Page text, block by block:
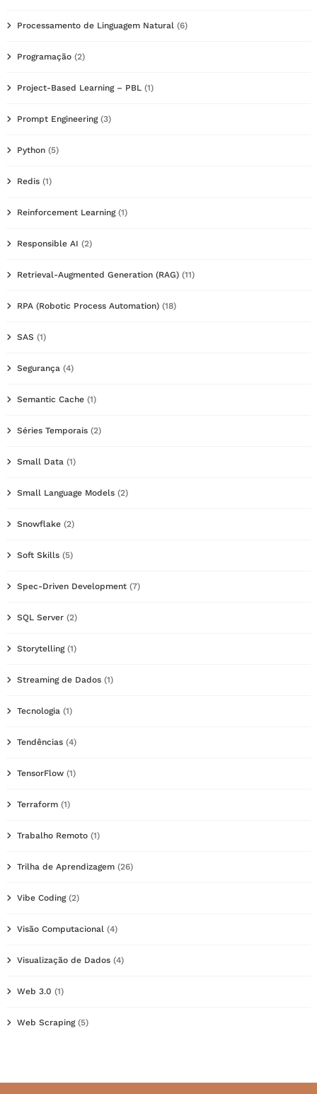
Processamento de Linguagem Natural (6)
Programação (2)
Project-Based Learning – PBL (1)
Prompt Engineering(3)
Python (5)
Redis (1)
Reinforcement Learning(1)
Responsible AI (2)
Retrieval-Augmented Generation (RAG) (11)
RPA (Robotic Process Automation) (18)
SAS (1)
Segurança (4)
Semantic Cache (1)
Séries Temporais (2)
Small Data (1)
Small Language Models (2)
Snowflake (2)
Soft Skills (5)
Spec-Driven Development (7)
SQL Server (2)
Storytelling(1)
Streaming de Dados (1)
Tecnologia (1)
Tendências (4)
TensorFlow (1)
Terraform (1)
Trabalho Remoto (1)
Trilha de Aprendizagem (26)
Vibe Coding(2)
Visão Computacional (4)
Visualização de Dados (4)
Web 3.0 (1)
Web Scraping(5)